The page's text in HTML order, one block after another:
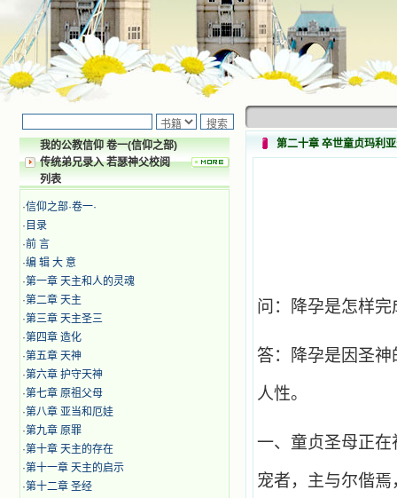
我的公教信仰 卷一(信仰之部)
传统弟兄录入 若瑟神父校阅
列表
·信仰之部·卷一·
· 目录
·前 言
·编 辑 大 意
·第一章 天主和人的灵魂
·第二章 天主
·第三章 天主圣三
·第四章 造化
·第五章 天神
·​第六章 护守天神
·第七章 原祖父母
·​第八章 亚当和厄娃
·第九章 原罪
·第十章 天主的存在
·第十一章 天主的启示
·第十二章 圣经
第二十章 卒世童贞玛利
问：降孕是怎样完
答：降孕是因圣
人性。
一、童贞圣母正
宠者，主与尔偕